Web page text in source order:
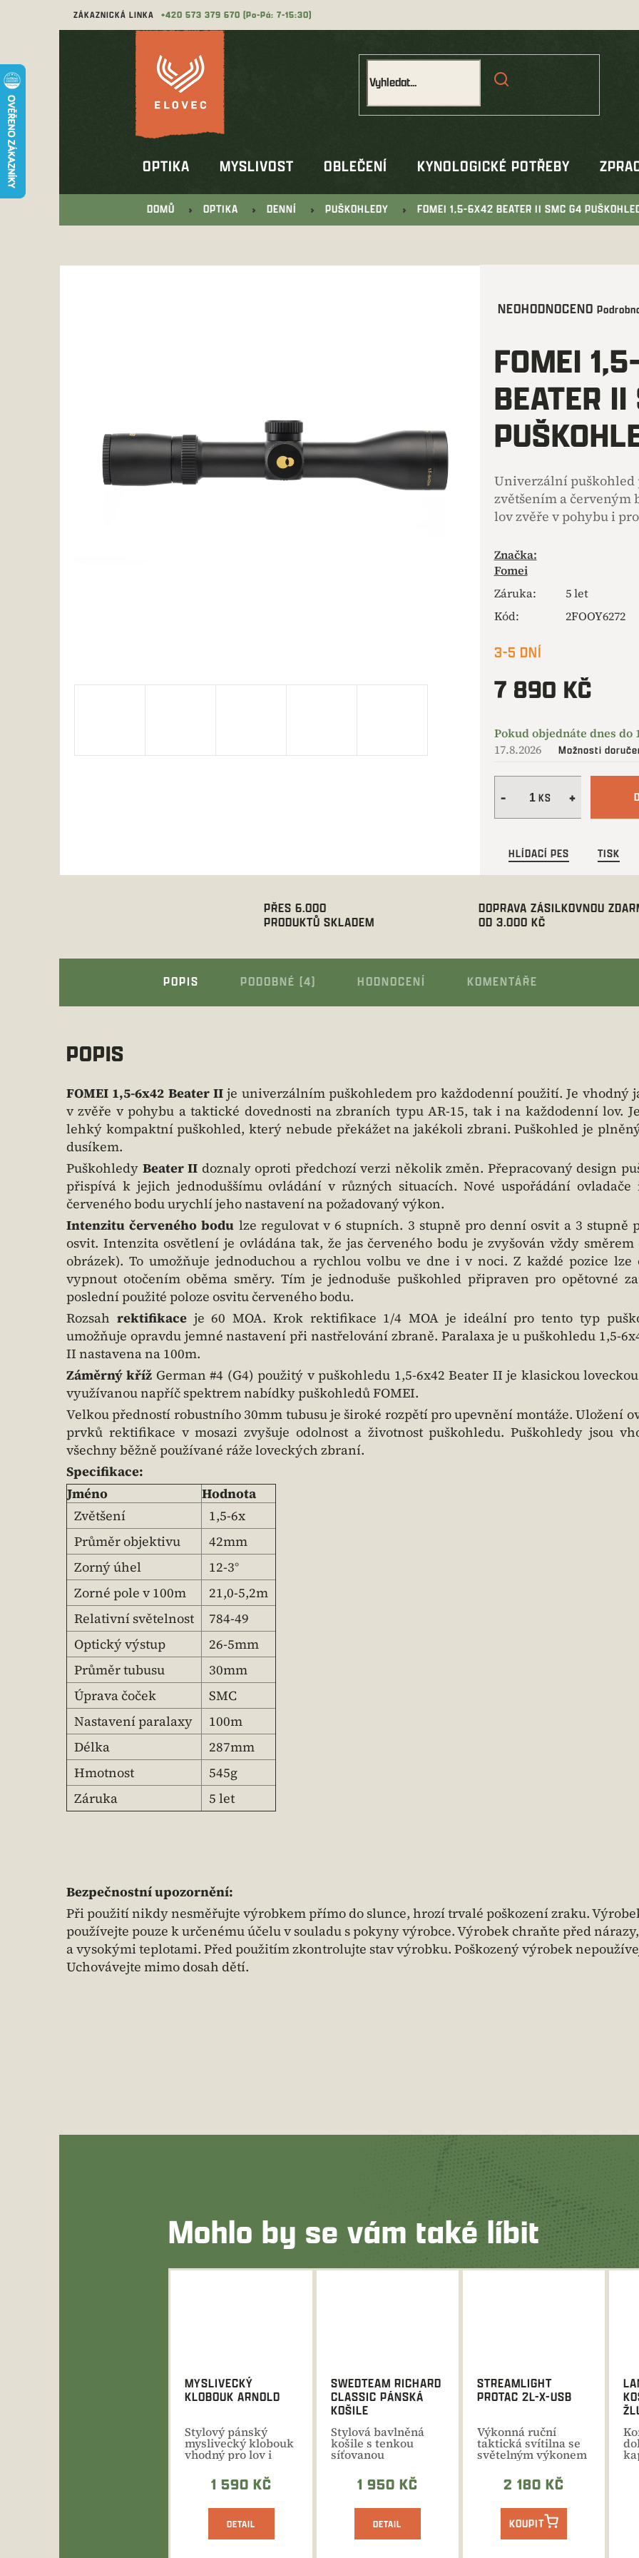
ZÁKAZNICKÁ LINKA 573 379 670
OPTIKA MYSLIVOST OBLEČENÍ KYNOLOGICKÉ POTŘEBY
DOMŮ OPTIKA DENNÍ PUŠKOHLEDY FOMEI 1,5-6X42 BEATER II SMC G4
Průměrné
je
0,0
z
hvězdiček.
NEOHODNOCENO
FOMEI
BEATER
Univerzální
zvětšením a červeným
lov zvěře v pohybu i
Značka:
Fomei
Záruka:
5 let
Kód:
2FOOY6272
3-5 DNÍ
7 890 KČ
cena:
17.8.2026 Možnosti
HLÍDACÍ PES TISK
PŘES 6.000
PRODUKTŮ SKLADEM
DOPRAVA ZÁSILKOVNOU
OD 3.000 KČ
POPIS PODOBNÉ (4) HODNOCENÍ KOMENTÁŘE
POPIS
FOMEI 1,5-6x42 Beater IIje univerzálním puškohledem pro každodenní použití. Je vhodný
v zvěře v pohybu a taktické dovednosti na zbraních typu AR-15, tak i na každodenní lov.
lehký kompaktní puškohled, který nebude překážet na jakékoli zbrani. Puškohled je
dusíkem.
Puškohledy Beater II doznaly oproti předchozí verzi několik změn. Přepracovaný design
přispívá k jejich jednoduššímu ovládání v různých situacích. Nové uspořádání ovladače
červeného bodu urychlí jeho nastavení na požadovaný výkon.
Intenzitu červeného bodu lze regulovat v 6 stupních. 3 stupně pro denní osvit a 3 stupně
osvit. Intenzita osvětlení je ovládána tak, že jas červeného bodu je zvyšován vždy
obrázek). To umožňuje jednoduchou a rychlou volbu ve dne i v noci. Z každé pozice lze
vypnout otočením oběma směry. Tím je jednoduše puškohled připraven pro opětovné
poslední použité poloze osvitu červeného bodu.
Rozsah rektifikace je 60 MOA. Krok rektifikace 1/4 MOA je ideální pro tento typ
umožňuje opravdu jemné nastavení při nastřelování zbraně. Paralaxa je u puškohledu 1,5-
II nastavena na 100m.
Záměrný kříž German #4 (G4) použitý v puškohledu 1,5-6x42 Beater II je klasickou
využívanou napříč spektrem nabídky puškohledů FOMEI.
Velkou předností robustního 30mm tubusu je široké rozpětí pro upevnění montáže. Uložení
prvků rektifikace v mosazi zvyšuje odolnost a životnost puškohledu. Puškohledy jsou
všechny běžně používané ráže loveckých zbraní.
Specifikace:
Jméno
Hodnota
Zvětšení
1,5-6x
Průměr objektivu
42mm
Zorný úhel
12-3°
Zorné pole v 100m
21,0-5,2m
Relativní světelnost
784-49
Optický výstup
26-5mm
Průměr tubusu
30mm
Úprava čoček
SMC
Nastavení paralaxy
100m
Délka
287mm
Hmotnost
545g
Záruka
5 let
Bezpečnostní upozornění:
Při použití nikdy nesměřujte výrobkem přímo do slunce, hrozí trvalé poškození zraku.
používejte pouze k určenému účelu v souladu s pokyny výrobce. Výrobek chraňte před
a vysokými teplotami. Před použitím zkontrolujte stav výrobku. Poškozený výrobek
Uchovávejte mimo dosah dětí.
Mohlo by se vám také líbit
MYSLIVECKÝ
KLOBOUK ARNOLD
Stylový pánský
myslivecký klobouk
vhodný pro lov i
společenské
příležitosti.
1 590 KČ
DETAIL
SWEDTEAM RICHARD
CLASSIC PÁNSKÁ
KOŠILE
Stylová bavlněná
košile s tenkou
síťovanou
ostatní...1 950 KČ
DETAIL
STREAMLIGHT
PROTAC 2L-X-USB
Výkonná ruční
taktická svítilna se
světelným výkonem
500 lumenů a
dosvitem...
2 180 KČ
KOUPIT